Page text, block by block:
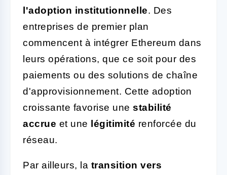
l'adoption institutionnelle. Des
entreprises de premier plan
commencent à intégrer Ethereum dans
leurs opérations, que ce soit pour des
paiements ou des solutions de chaîne
d'approvisionnement. Cette adoption
croissante favorise une stabilité
accrue et une légitimité renforcée du
réseau.
Par ailleurs, la transition vers